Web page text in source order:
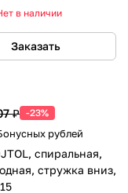
в наличии
Заказать
₽ -23%
рублей
спиральная,
стружка вниз,